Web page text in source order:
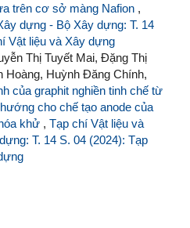
trên cơ sở màng Nafion ,
dựng - Bộ Xây dựng: T. 14
Vật liệu và Xây dựng
Thị Tuyết Mai, Đặng Thị
Hoàng, Huỳnh Đăng Chính,
của graphit nghiền tinh chế từ
cho chế tạo anode của
khử , Tạp chí Vật liệu và
T. 14 S. 04 (2024): Tạp